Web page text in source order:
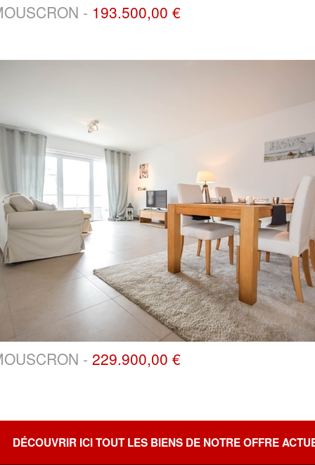
- 193.500,00 €
- 229.900,00 €
DÉCOUVRIR ICI TOUT LES BIENS DE NOTRE OFFRE